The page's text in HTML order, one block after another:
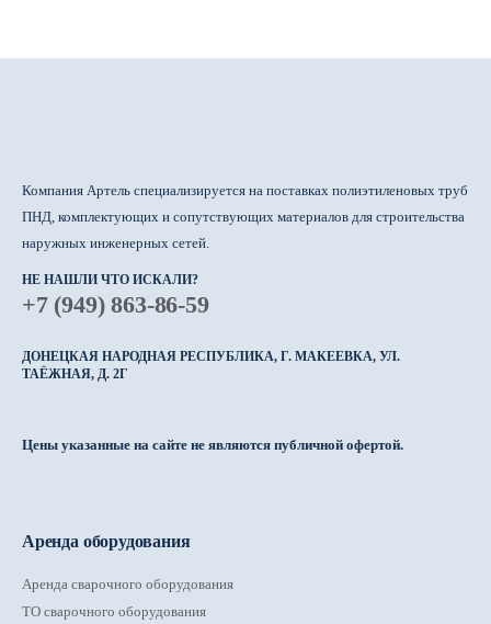
Компания Артель специализируется на поставках полиэтиленовых труб
ПНД, комплектующих и сопутствующих материалов для строительства
наружных инженерных сетей.
НЕ НАШЛИ ЧТО ИСКАЛИ?
+7 (949) 863-86-59
ДОНЕЦКАЯ НАРОДНАЯ РЕСПУБЛИКА, Г. МАКЕЕВКА, УЛ.
ТАЁЖНАЯ, Д. 2Г
Цены указанные на сайте не являются публичной офертой.
Аренда оборудования
Аренда сварочного оборудования
ТО сварочного оборудования